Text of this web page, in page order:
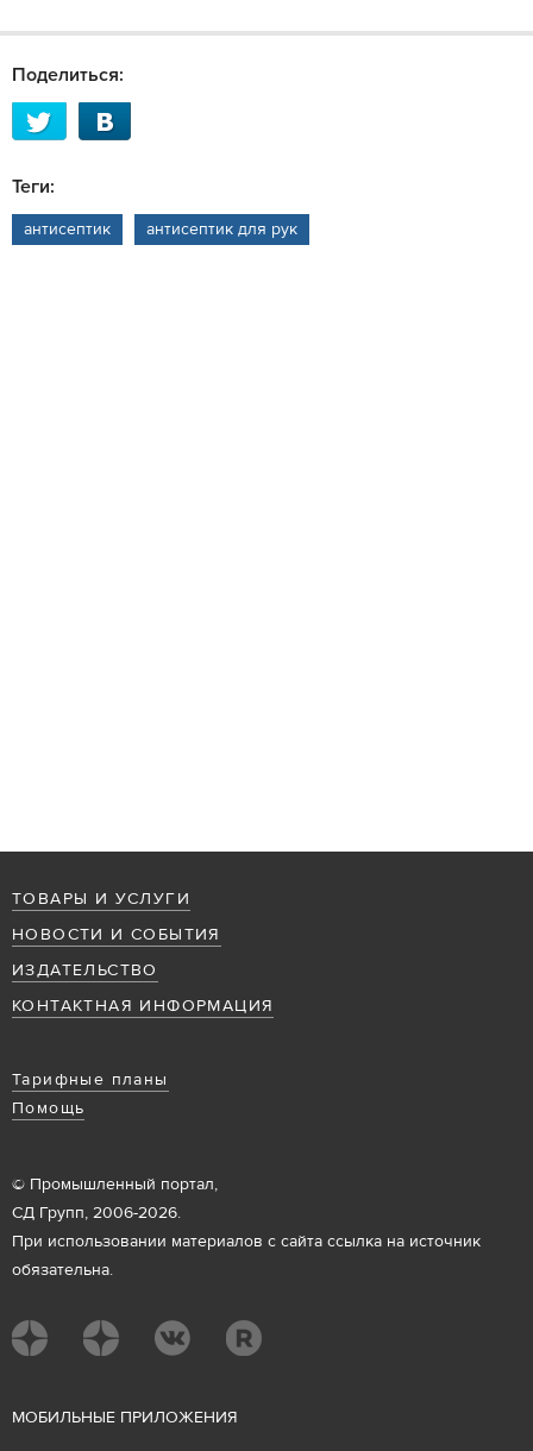
Поделиться:
Теги:
антисептик антисептик для рук
ТОВАРЫ И УСЛУГИ
НОВОСТИ И СОБЫТИЯ
ИЗДАТЕЛЬСТВО
КОНТАКТНАЯ ИНФОРМАЦИЯ
Тарифные планы
Помощь
© Промышленный портал,
СД Групп, 2006-2026.
При использовании материалов с сайта ссылка на источник
обязательна.
МОБИЛЬНЫЕ ПРИЛОЖЕНИЯ